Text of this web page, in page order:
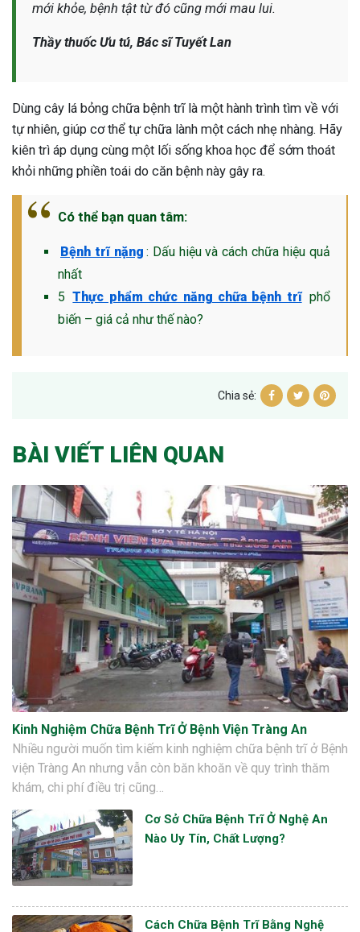
mới khỏe, bệnh tật từ đó cũng mới mau lui.
Thầy thuốc Ưu tú, Bác sĩ Tuyết Lan
Dùng cây lá bỏng chữa bệnh trĩ là một hành trình tìm về với
tự nhiên, giúp cơ thể tự chữa lành một cách nhẹ nhàng. Hãy
kiên trì áp dụng cùng một lối sống khoa học để sớm thoát
khỏi những phiền toái do căn bệnh này gây ra.
Có thể bạn quan tâm:
Bệnh trĩ nặng : Dấu hiệu và cách chữa hiệu quả
nhất
5 Thực phẩm chức năng chữa bệnh trĩ phổ
biến – giá cả như thế nào?
Chia sẻ:
BÀI VIẾT LIÊN QUAN
Kinh Nghiệm Chữa Bệnh Trĩ Ở Bệnh Viện Tràng An
Nhiều người muốn tìm kiếm kinh nghiệm chữa bệnh trĩ ở Bệnh
viện Tràng An nhưng vẫn còn băn khoăn về quy trình thăm
khám, chi phí điều trị cũng…
Cơ Sở Chữa Bệnh Trĩ Ở Nghệ An
Nào Uy Tín, Chất Lượng?
Cách Chữa Bệnh Trĩ Bằng Nghệ